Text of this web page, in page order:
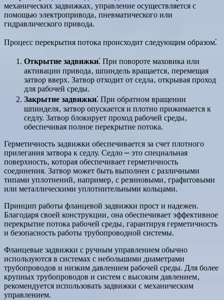
механических задвижках‚ управление осуществляется с
помощью электропривода‚ пневматического или
гидравлического привода.
Процесс перекрытия потока происходит следующим образом⁚
Открытие задвижки⁚ При повороте маховика или
активации привода‚ шпиндель вращается‚ перемещая
затвор вверх. Затвор отходит от седла‚ открывая проход
для рабочей среды.
Закрытие задвижки⁚ При обратном вращении
шпинделя‚ затвор опускается и плотно прижимается к
седлу. Затвор блокирует проход рабочей среды‚
обеспечивая полное перекрытие потока.
Герметичность задвижки обеспечивается за счет плотного
прилегания затвора к седлу. Седло ⎼ это специальная
поверхность‚ которая обеспечивает герметичность
соединения. Затвор может быть выполнен с различными
типами уплотнений‚ например‚ с резиновыми‚ графитовыми
или металлическими уплотнительными кольцами.
Принцип работы фланцевой задвижки прост и надежен.
Благодаря своей конструкции‚ она обеспечивает эффективное
перекрытие потока рабочей среды‚ гарантируя герметичность
и безопасность работы трубопроводной системы.
Фланцевые задвижки с ручным управлением обычно
используются в системах с небольшими диаметрами
трубопроводов и низким давлением рабочей среды. Для более
крупных трубопроводов и систем с высоким давлением‚
рекомендуется использовать задвижки с механическим
управлением.